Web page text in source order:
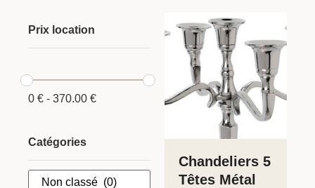
Prix location
0 € - 370.00 €
Catégories
Chandeliers 5
Têtes Métal